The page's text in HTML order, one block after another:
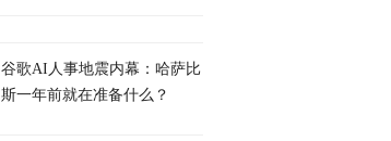
谷歌AI人事地震内幕：哈萨比
斯一年前就在准备什么？